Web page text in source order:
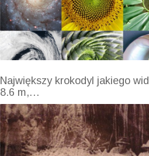
Największy krokodyl jakiego
8.6 m,…